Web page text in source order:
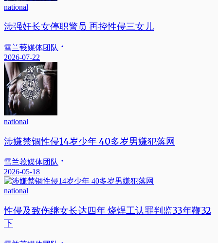
national
涉强奸长女停职警员 再控性侵三女儿
雪兰莪媒体团队
2026-07-22
national
涉嫌禁锢性侵14岁少年 40多岁男嫌犯落网
雪兰莪媒体团队
2026-05-18
national
性侵及致伤继女长达四年 烧焊工认罪判监33年鞭32
下